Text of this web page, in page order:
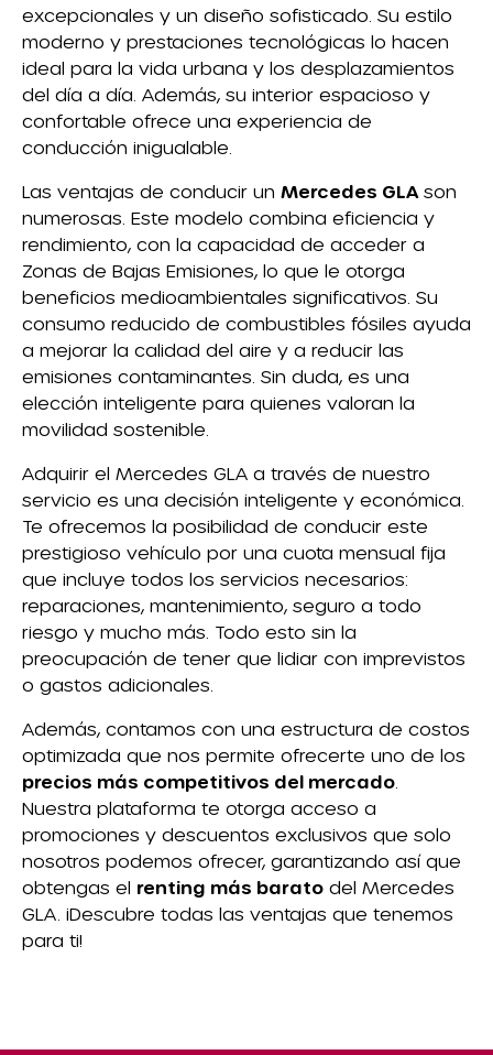
excepcionales y un diseño sofisticado. Su estilo
moderno y prestaciones tecnológicas lo hacen
ideal para la vida urbana y los desplazamientos
del día a día. Además, su interior espacioso y
confortable ofrece una experiencia de
conducción inigualable.
Las ventajas de conducir un Mercedes GLA son
numerosas. Este modelo combina eficiencia y
rendimiento, con la capacidad de acceder a
Zonas de Bajas Emisiones, lo que le otorga
beneficios medioambientales significativos. Su
consumo reducido de combustibles fósiles ayuda
a mejorar la calidad del aire y a reducir las
emisiones contaminantes. Sin duda, es una
elección inteligente para quienes valoran la
movilidad sostenible.
Adquirir el Mercedes GLA a través de nuestro
servicio es una decisión inteligente y económica.
Te ofrecemos la posibilidad de conducir este
prestigioso vehículo por una cuota mensual fija
que incluye todos los servicios necesarios:
reparaciones, mantenimiento, seguro a todo
riesgo y mucho más. Todo esto sin la
preocupación de tener que lidiar con imprevistos
o gastos adicionales.
Además, contamos con una estructura de costos
optimizada que nos permite ofrecerte uno de los
precios más competitivos del mercado
Nuestra plataforma te otorga acceso a
promociones y descuentos exclusivos que solo
nosotros podemos ofrecer, garantizando así que
obtengas el renting más barato del Mercedes
GLA. ¡Descubre todas las ventajas que tenemos
para ti!